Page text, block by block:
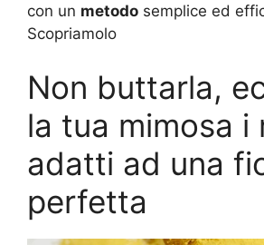
con un metodo semplice ed
Scopriamolo
Non buttarla,
la tua mimosa i
adatti ad una
perfetta